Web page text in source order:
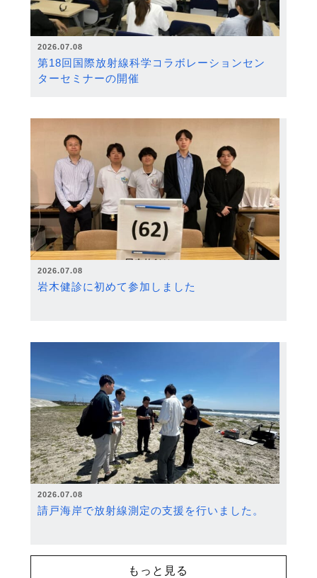
2026.07.08
第18回国際放射線科学コラボレーションセン
ターセミナーの開催
2026.07.08
岩木健診に初めて参加しました
2026.07.08
請戸海岸で放射線測定の支援を行いました。
もっと見る